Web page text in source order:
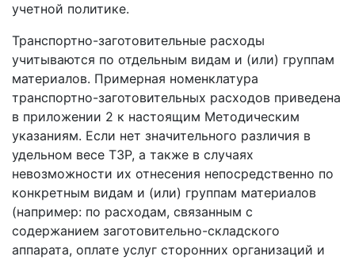
учетной политике.
Транспортно-заготовительные расходы
учитываются по отдельным видам и (или) группам
материалов. Примерная номенклатура
транспортно-заготовительных расходов приведена
в приложении 2 к настоящим Методическим
указаниям. Если нет значительного различия в
удельном весе ТЗР, а также в случаях
невозможности их отнесения непосредственно по
конкретным видам и (или) группам материалов
(например: по расходам, связанным с
содержанием заготовительно-складского
аппарата, оплате услуг сторонних организаций и